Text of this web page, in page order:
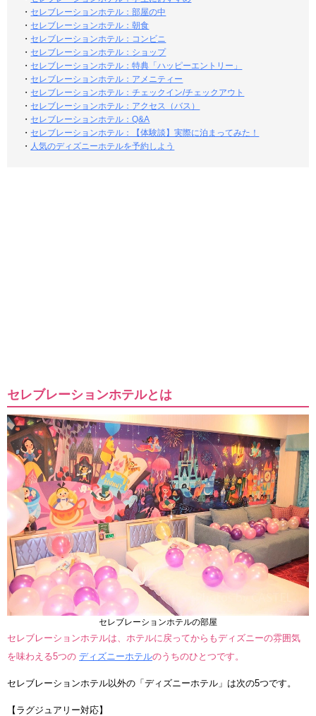
・ セレブレーションホテル：部屋の中
・ セレブレーションホテル：朝食
・ セレブレーションホテル：コンビニ
・ セレブレーションホテル：ショップ
・ セレブレーションホテル：特典「ハッピーエントリー」
・ セレブレーションホテル：アメニティー
・ セレブレーションホテル：チェックイン/チェックアウト
・ セレブレーションホテル：アクセス（バス）
・ セレブレーションホテル：Q&A
・ セレブレーションホテル：【体験談】実際に泊まってみた！
・ 人気のディズニーホテルを予約しよう
セレブレーションホテルとは
セレブレーションホテルの部屋
セレブレーションホテルは、ホテルに戻ってからもディズニーの雰囲気
を味わえる5つの ディズニーホテルのうちのひとつです。
セレブレーションホテル以外の「ディズニーホテル」は次の5つです。
【ラグジュアリー対応】